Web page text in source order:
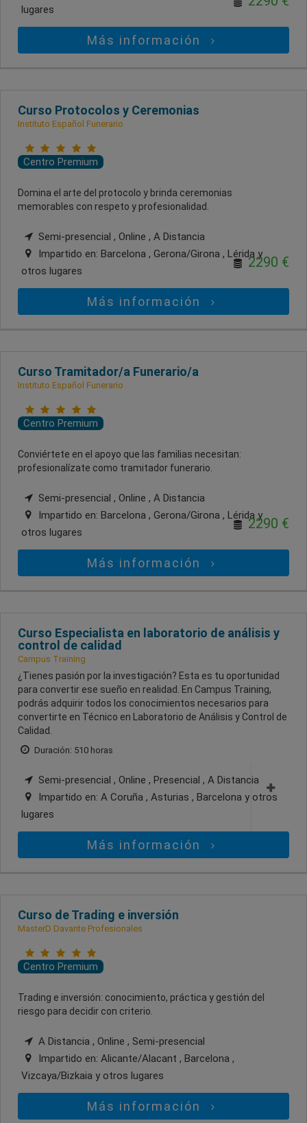
lugares
Más información
Curso Protocolos y Ceremonias
Instituto Español Funerario
Centro Premium
Domina el arte del protocolo y brinda ceremonias
memorables con respeto y profesionalidad.
Semi-presencial , Online , A Distancia
Impartido en: Barcelona , Gerona/Girona , Lérida y
otros lugares
2290 €
Más información
Curso Tramitador/a Funerario/a
Instituto Español Funerario
Centro Premium
Conviértete en el apoyo que las familias necesitan:
profesionalízate como tramitador funerario.
Semi-presencial , Online , A Distancia
Impartido en: Barcelona , Gerona/Girona , Lérida y
otros lugares
2290 €
Más información
Curso Especialista en laboratorio de análisis y
control de calidad
Campus Training
¿Tienes pasión por la investigación? Esta es tu oportunidad
para convertir ese sueño en realidad. En Campus Training,
podrás adquirir todos los conocimientos necesarios para
convertirte en Técnico en Laboratorio de Análisis y Control de
Calidad.
Duración: 510 horas
Semi-presencial , Online , Presencial , A Distancia
Impartido en: A Coruña , Asturias , Barcelona y otros
lugares
Más información
Curso de Trading e inversión
MasterD Davante Profesionales
Centro Premium
Trading e inversión: conocimiento, práctica y gestión del
riesgo para decidir con criterio.
A Distancia , Online , Semi-presencial
Impartido en: Alicante/Alacant , Barcelona ,
Vizcaya/Bizkaia y otros lugares
Más información